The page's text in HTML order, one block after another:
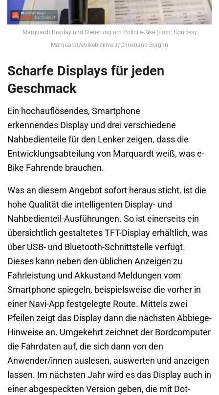
Marquardt Display und Steuerung am Polini e-Bike (Foto: Courtesy
Marquardt/ebikebicilive.it/Christiano Borghi)
Scharfe Displays für jeden
Geschmack
Ein hochauflösendes, Smartphone
erkennendes Display und drei verschiedene
Nahbedienteile für den Lenker zeigen, dass die
Entwicklungsabteilung von Marquardt weiß, was e-
Bike Fahrende brauchen.
Was an diesem Angebot sofort heraus sticht, ist die
hohe Qualität die intelligenten Display- und
Nahbedienteil-Ausführungen. So ist einerseits ein
übersichtlich gestaltetes TFT-Display erhältlich, was
über USB- und Bluetooth-Schnittstelle verfügt.
Dieses kann neben den üblichen Anzeigen zu
Fahrleistung und Akkustand Meldungen vom
Smartphone spiegeln, beispielsweise die vorher in
einer Navi-App festgelegte Route. Mittels zwei
Pfeilen zeigt das Display dann die nächsten Abbiege-
Hinweise an. Umgekehrt zeichnet der Bordcomputer
die Fahrdaten auf, die sich dann von den
Anwender/innen auslesen, auswerten und anzeigen
lassen. Im nächsten Jahr wird es das Display auch in
einer abgespeckten Version geben, die mit Dot-